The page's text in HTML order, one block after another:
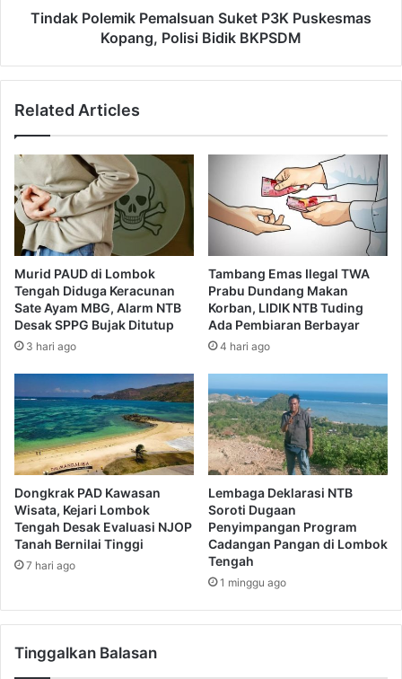
Tindak Polemik Pemalsuan Suket P3K Puskesmas
Kopang, Polisi Bidik BKPSDM
Related Articles
Murid PAUD di Lombok
Tengah Diduga Keracunan
Sate Ayam MBG, Alarm NTB
Desak SPPG Bujak Ditutup
3 hari ago
Tambang Emas Ilegal TWA
Prabu Dundang Makan
Korban, LIDIK NTB Tuding
Ada Pembiaran Berbayar
4 hari ago
Dongkrak PAD Kawasan
Wisata, Kejari Lombok
Tengah Desak Evaluasi NJOP
Tanah Bernilai Tinggi
7 hari ago
Lembaga Deklarasi NTB
Soroti Dugaan
Penyimpangan Program
Cadangan Pangan di Lombok
Tengah
1 minggu ago
Tinggalkan Balasan